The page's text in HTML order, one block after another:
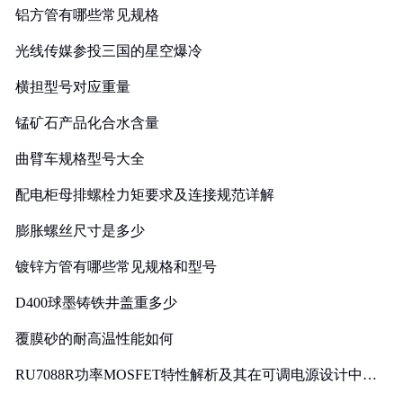
铝方管有哪些常见规格
光线传媒参投三国的星空爆冷
横担型号对应重量
锰矿石产品化合水含量
曲臂车规格型号大全
配电柜母排螺栓力矩要求及连接规范详解
膨胀螺丝尺寸是多少
镀锌方管有哪些常见规格和型号
D400球墨铸铁井盖重多少
覆膜砂的耐高温性能如何
RU7088R功率MOSFET特性解析及其在可调电源设计中的